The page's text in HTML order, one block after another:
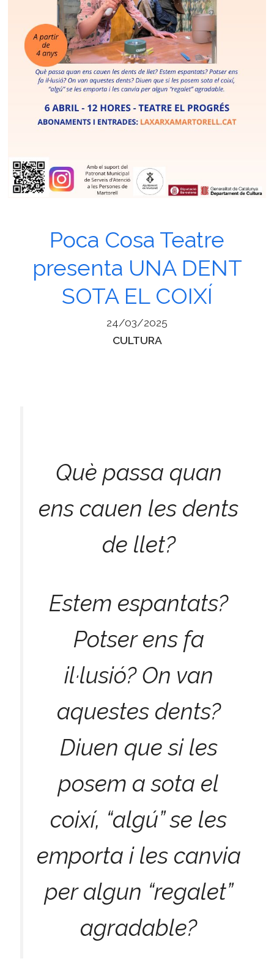
Poca Cosa Teatre
presenta UNA DENT
SOTA EL COIXÍ
24/03/2025
Categories
CULTURA
Què passa quan
ens cauen les dents
de llet?
Estem espantats?
Potser ens fa
il·lusió? On van
aquestes dents?
Diuen que si les
posem a sota el
coixí, “algú” se les
emporta i les canvia
per algun “regalet”
agradable?